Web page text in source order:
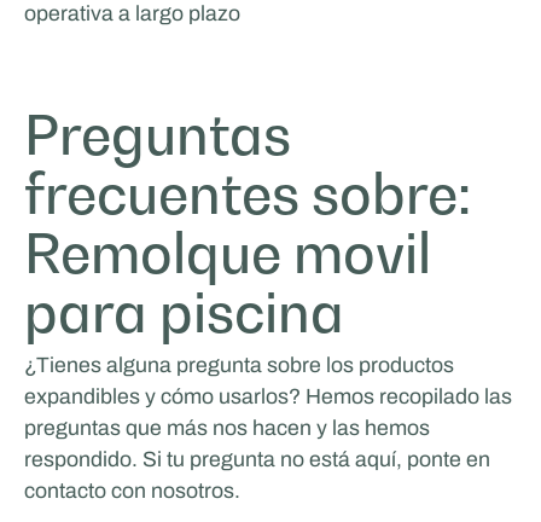
operativa a largo plazo
Preguntas
frecuentes sobre:
Remolque movil
para piscina
¿Tienes alguna pregunta sobre los productos
expandibles y cómo usarlos? Hemos recopilado las
preguntas que más nos hacen y las hemos
respondido. Si tu pregunta no está aquí, ponte en
contacto con nosotros.